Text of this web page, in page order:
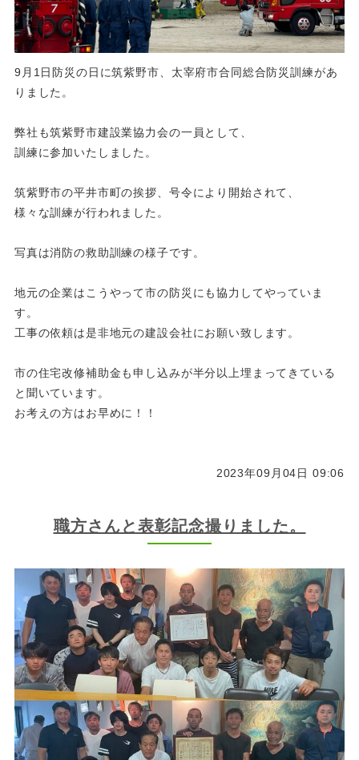
9月1日防災の日に筑紫野市、太宰府市合同総合防災訓練があ
りました。
弊社も筑紫野市建設業協力会の一員として、
訓練に参加いたしました。
筑紫野市の平井市町の挨拶、号令により開始されて、
様々な訓練が行われました。
写真は消防の救助訓練の様子です。
地元の企業はこうやって市の防災にも協力してやっていま
す。
工事の依頼は是非地元の建設会社にお願い致します。
市の住宅改修補助金も申し込みが半分以上埋まってきている
と聞いています。
お考えの方はお早めに！！
2023年09月04日 09:06
職方さんと表彰記念撮りました。